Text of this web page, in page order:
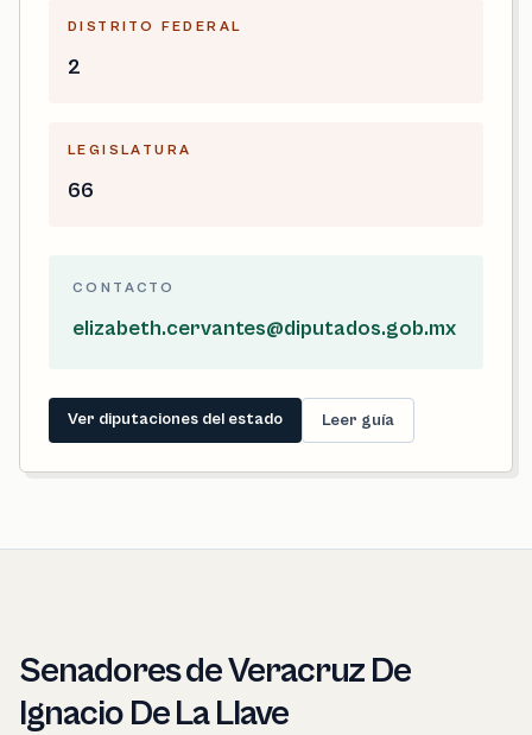
DISTRITO FEDERAL
2
LEGISLATURA
66
CONTACTO
elizabeth.cervantes@diputados.gob.mx
Ver diputaciones del estado Leer guía
Senadores de Veracruz De
Ignacio De La Llave